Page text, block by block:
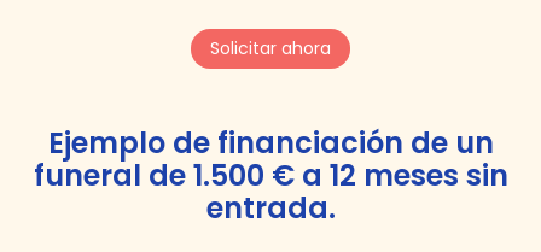
Solicitar ahora
Ejemplo de financiación de un
funeral de1.500 €a 12 meses sin
entrada.